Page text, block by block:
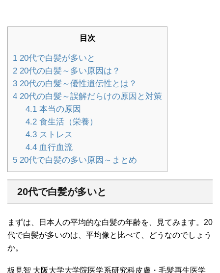
目次
1 20代で白髪が多いと
2 20代の白髪～多い原因は？
3 20代の白髪～優性遺伝性とは？
4 20代の白髪～誤解だらけの原因と対策
4.1本当の原因
4.2食生活（栄養）
4.3ストレス
4.4血行血流
5 20代で白髪の多い原因～まとめ
20代で白髪が多いと
まずは、日本人の平均的な白髪の年齢を、見てみます。20
代で白髪が多いのは、平均像と比べて、どうなのでしょう
か。
板見智 大阪大学大学院医学系研究科皮膚・毛髪再生医学